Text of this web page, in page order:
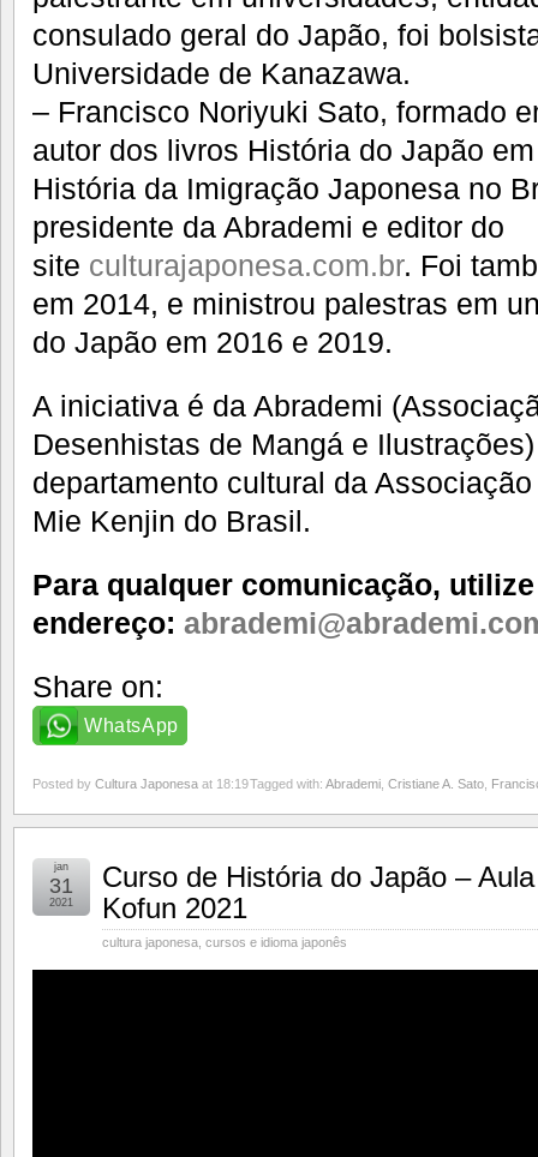
consulado geral do Japão, foi
Universidade de Kanazawa.
– Francisco Noriyuki Sato, formado
autor dos livros História do Japão
História da Imigração Japonesa no
presidente da Abrademi e editor do
site culturajaponesa.com.br. Foi
em 2014, e ministrou palestras em
do Japão em 2016 e 2019.
A iniciativa é da Abrademi
Desenhistas de Mangá e
departamento cultural da
Mie Kenjin do Brasil.
Para qualquer comunicação,
endereço:
Share on:
WhatsApp
Posted by Cultura Japonesa at 18:19Tagged with: Abrademi Cristiane A. Sato
Curso de História do Japão –
Kofun 2021
cultura japonesa cursos e idioma japonês
jan
31
2021